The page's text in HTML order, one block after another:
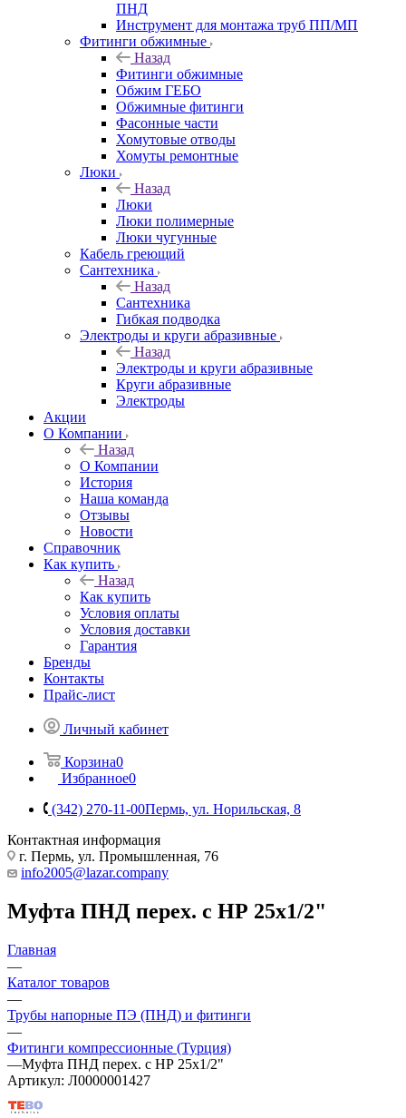
ПНД
Инструмент для монтажа труб ПП/МП
Фитинги обжимные
Назад
Фитинги обжимные
Обжим ГЕБО
Обжимные фитинги
Фасонные части
Хомутовые отводы
Хомуты ремонтные
Люки
Назад
Люки
Люки полимерные
Люки чугунные
Кабель греющий
Сантехника
Назад
Сантехника
Гибкая подводка
Электроды и круги абразивные
Назад
Электроды и круги абразивные
Круги абразивные
Электроды
Акции
О Компании
Назад
О Компании
История
Наша команда
Отзывы
Новости
Справочник
Как купить
Назад
Как купить
Условия оплаты
Условия доставки
Гарантия
Бренды
Контакты
Прайс-лист
Личный кабинет
Корзина0
Избранное0
(342) 270-11-00Пермь, ул. Норильская, 8
Контактная информация
г. Пермь, ул. Промышленная, 76
info2005@lazar.company
Муфта ПНД перех. с НР 25х1/2"
Главная
—
Каталог товаров
—
Трубы напорные ПЭ (ПНД) и фитинги
—
Фитинги компрессионные (Турция)
—Муфта ПНД перех. с НР 25х1/2"
Артикул: Л0000001427